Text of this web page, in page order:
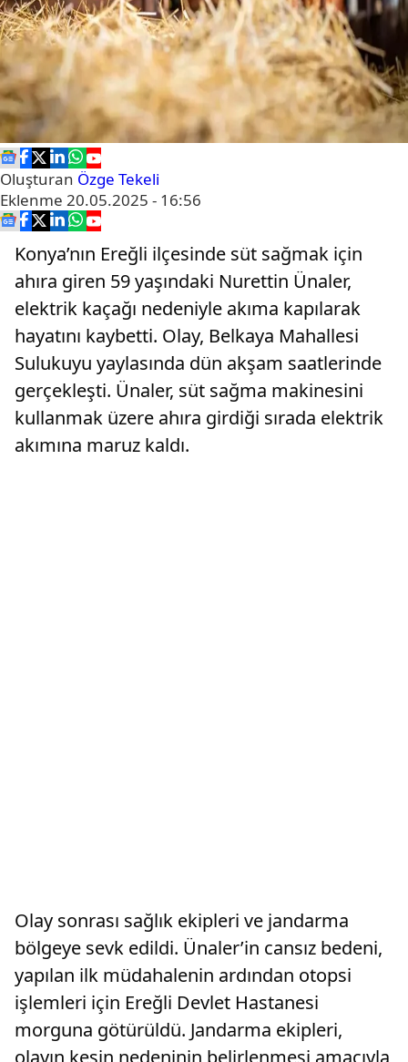
Oluşturan Özge Tekeli
Eklenme 20.05.2025 - 16:56
Konya’nın Ereğli ilçesinde süt sağmak için
ahıra giren 59 yaşındaki Nurettin Ünaler,
elektrik kaçağı nedeniyle akıma kapılarak
hayatını kaybetti. Olay, Belkaya Mahallesi
Sulukuyu yaylasında dün akşam saatlerinde
gerçekleşti. Ünaler, süt sağma makinesini
kullanmak üzere ahıra girdiği sırada elektrik
akımına maruz kaldı.
Olay sonrası sağlık ekipleri ve jandarma
bölgeye sevk edildi. Ünaler’in cansız bedeni,
yapılan ilk müdahalenin ardından otopsi
işlemleri için Ereğli Devlet Hastanesi
morguna götürüldü. Jandarma ekipleri,
olayın kesin nedeninin belirlenmesi amacıyla